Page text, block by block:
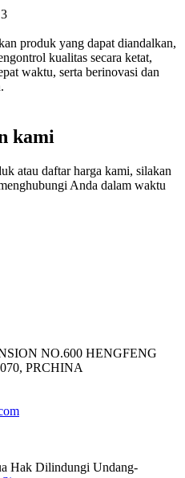
produk yang dapat diandalkan,
kualitas secara ketat,
waktu, serta berinovasi dan
kami
atau daftar harga kami, silakan
Anda dalam waktu
NO.600 HENGFENG
PRCHINA
Hak Dilindungi Undang-